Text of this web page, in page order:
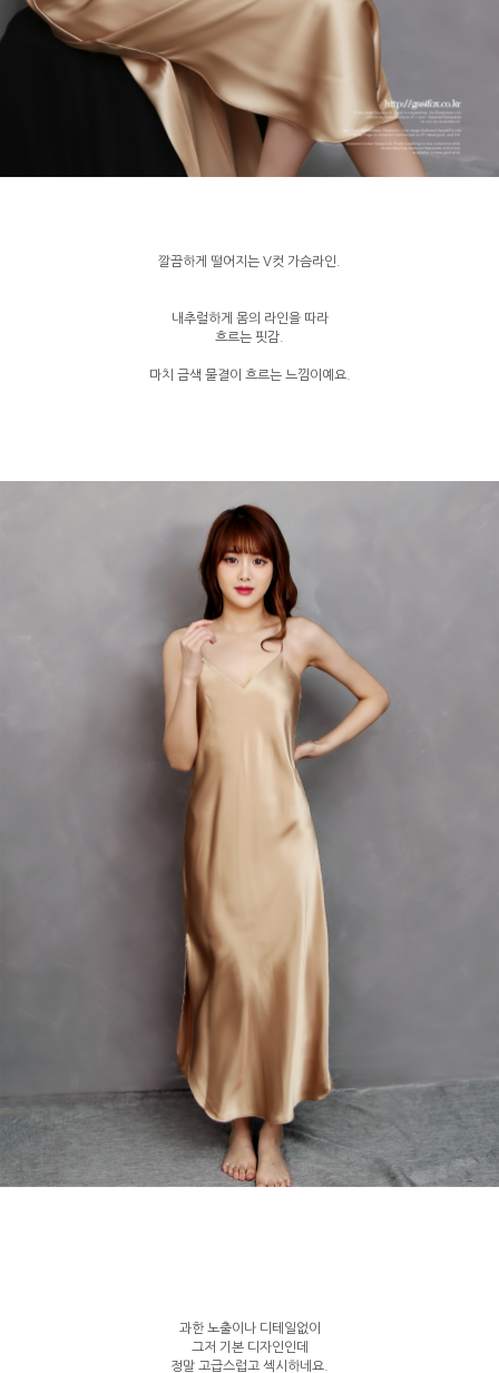
깔끔하게 떨어지는 V컷 가슴라인.
내추럴하게 몸의 라인을 따라
흐르는 핏감.
마치 금색 물결이 흐르는 느낌이예요.
과한 노출이나 디테일없이
그저 기본 디자인인데
정말 고급스럽고 섹시하네요.